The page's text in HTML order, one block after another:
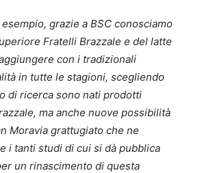
esempio, grazie a BSC conosciamo
Fratelli Brazzale e del latte
con i tradizionali
in tutte le stagioni, scegliendo
di ricerca sono nati prodotti
ma anche nuove possibilità
Moravia grattugiato che ne
i tanti studi di cui si dà pubblica
un rinascimento di questa